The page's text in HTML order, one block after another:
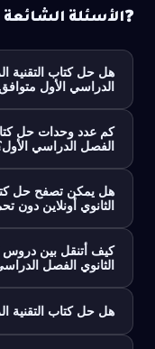
❓ الأسئلة الشائعة
هل حل كتاب التقنية
الدراسي الأول
كم عدد وحدات حل كتاب
الفصل الدراسي
هل يمكن تصفح حل
الثانوي أونلاين دون
كيف أتنقل بين دروس
الثانوي الفصل
هل حل كتاب التقنية